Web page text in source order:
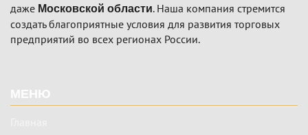
даже Московской области. Наша компания стремится
создать благоприятные условия для развития торговых
предприятий во всех регионах России.
МЕНЮ